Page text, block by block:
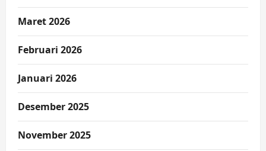
Maret 2026
Februari 2026
Januari 2026
Desember 2025
November 2025